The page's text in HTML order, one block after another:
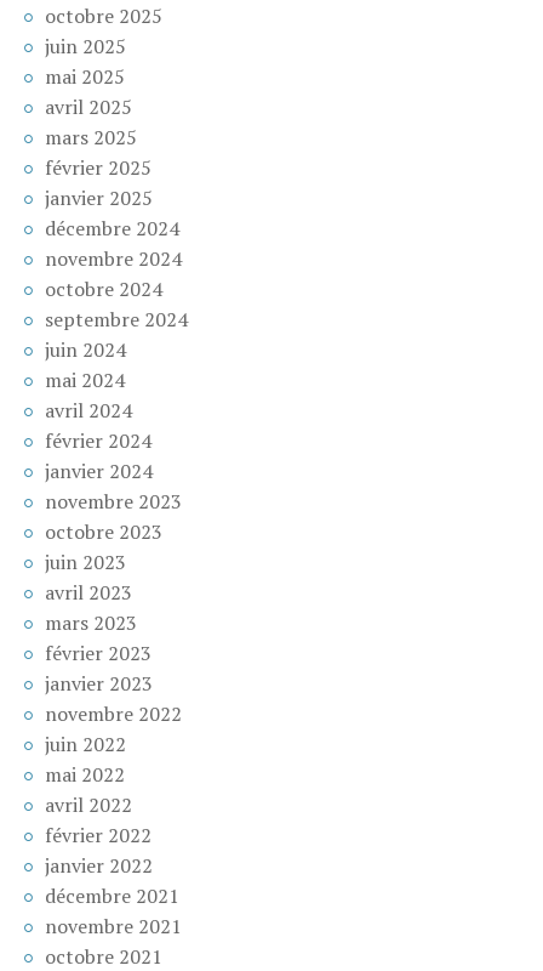
octobre 2025
juin 2025
mai 2025
avril 2025
mars 2025
février 2025
janvier 2025
décembre 2024
novembre 2024
octobre 2024
septembre 2024
juin 2024
mai 2024
avril 2024
février 2024
janvier 2024
novembre 2023
octobre 2023
juin 2023
avril 2023
mars 2023
février 2023
janvier 2023
novembre 2022
juin 2022
mai 2022
avril 2022
février 2022
janvier 2022
décembre 2021
novembre 2021
octobre 2021